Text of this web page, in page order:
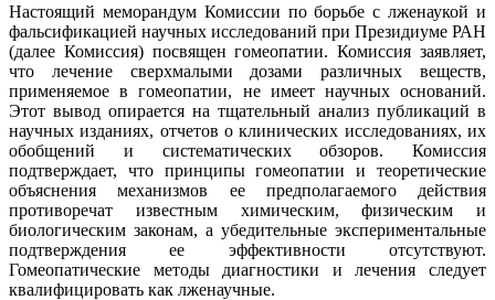
Настоящий меморандум Комиссии по борьбе с лженаукой и
фальсификацией научных исследований при Президиуме РАН
(далее Комиссия) посвящен гомеопатии. Комиссия заявляет,
что лечение сверхмалыми дозами различных веществ,
применяемое в гомеопатии, не имеет научных оснований.
Этот вывод опирается на тщательный анализ публикаций в
научных изданиях, отчетов о клинических исследованиях, их
обобщений и систематических обзоров. Комиссия
подтверждает, что принципы гомеопатии и теоретические
объяснения механизмов ее предполагаемого действия
противоречат известным химическим, физическим и
биологическим законам, а убедительные экспериментальные
подтверждения ее эффективности отсутствуют.
Гомеопатические методы диагностики и лечения следует
квалифицировать как лженаучные.